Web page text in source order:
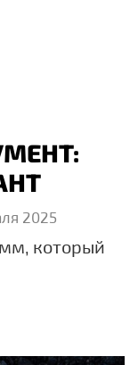
2025
который